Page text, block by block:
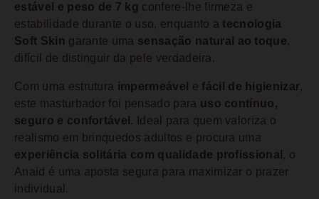
estável e peso de 7 kg confere-lhe firmeza e
estabilidade durante o uso, enquanto a tecnologia
Soft Skin garante uma sensação natural ao toque,
difícil de distinguir da pele verdadeira.
Com uma estrutura impermeável e fácil de higienizar,
este masturbador foi pensado para uso contínuo,
seguro e confortável . Ideal para quem valoriza o
realismo em brinquedos adultos e procura uma
experiência solitária com qualidade profissional , o
Anaid é uma aposta segura para maximizar o prazer
individual.